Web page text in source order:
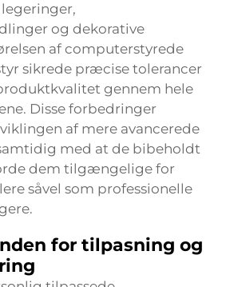
og dekorative
af computerstyrede
sikrede præcise tolerancer
gennem hele
Disse forbedringer
af mere avancerede
med at de bibeholdt
dem tilgængelige for
såvel som professionelle
for tilpasning og